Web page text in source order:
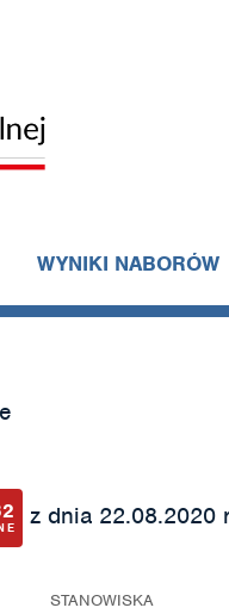
WYNIKI NABORÓW
z dnia 22.08.2020
STANOWISKA